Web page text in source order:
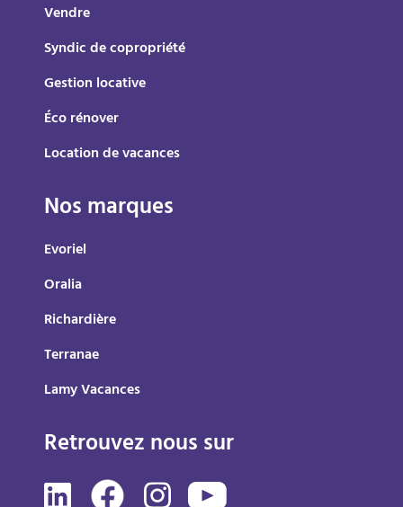
Vendre
Syndic de copropriété
Gestion locative
Éco rénover
Location de vacances
Nos marques
Evoriel
Oralia
Richardière
Terranae
Lamy Vacances
Retrouvez nous sur